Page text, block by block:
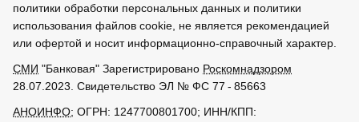
политики обработки персональных данных и политики
использования файлов cookie, не является рекомендацией
или офертой и носит информационно-справочный характер.
СМИ "Банковая" Зарегистрировано Роскомнадзором
28.07.2023. Свидетельство ЭЛ № ФС 77 - 85663
АНОИНФО; ОГРН: 1247700801700; ИНН/КПП: